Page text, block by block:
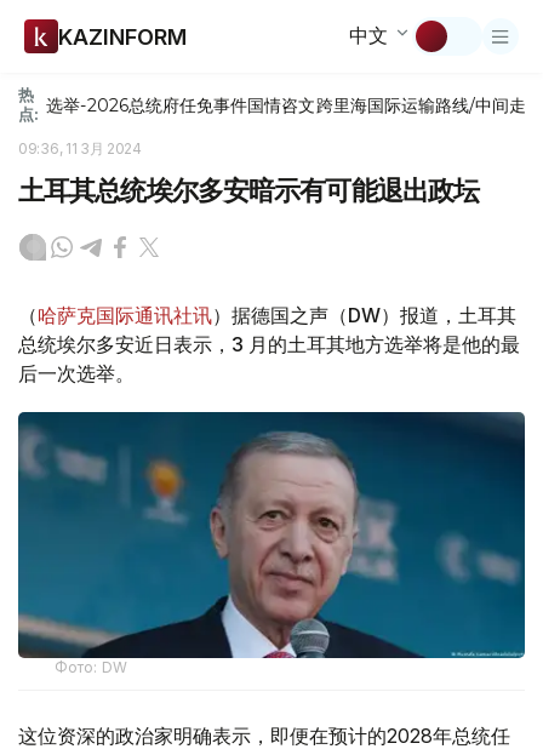
KAZINFORM 中文
热
点: 选举-2026总统府任免事件国情咨文跨里海国际运输路线/中间走廊
09:36, 11 3月 2024
土耳其总统埃尔多安暗示有可能退出政坛
（哈萨克国际通讯社讯）据德国之声（DW）报道，土耳其
总统埃尔多安近日表示，3 月的土耳其地方选举将是他的最
后一次选举。
Фото: DW
这位资深的政治家明确表示，即便在预计的2028年总统任